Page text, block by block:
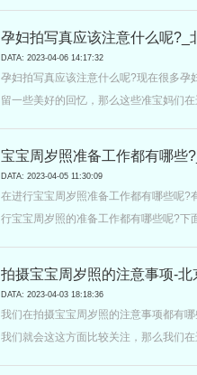
孕妇拍写真应该注意什么呢?_
DATA: 2023-04-06 14:17:32
孕妇拍写真应该注意什么呢?现在很多孕
留一些美好的回忆，那么这些准宝妈们
宝宝周岁照准备工作都有哪些
DATA: 2023-04-05 11:30:09
在进行宝宝周岁照准备工作都有哪些呢?
行宝宝周岁照的准备工作都有哪些呢?下
拍摄宝宝周岁照的注意事项-
DATA: 2023-04-03 18:18:36
我们在拍摄宝宝周岁照的注意事项都有
我们就会这这方面比较关注，那么我们